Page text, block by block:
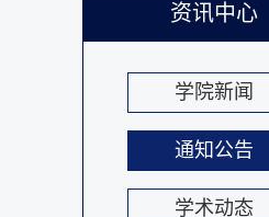
资讯中心
学院新闻
通知公告
学术动态